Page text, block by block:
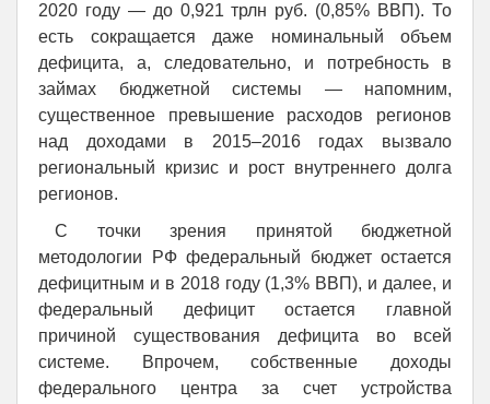
2020 году — до 0,921 трлн руб. (0,85% ВВП). То
есть сокращается даже номинальный объем
дефицита, а, следовательно, и потребность в
займах бюджетной системы — напомним,
существенное превышение расходов регионов
над доходами в 2015–2016 годах вызвало
региональный кризис и рост внутреннего долга
регионов.
С точки зрения принятой бюджетной
методологии РФ федеральный бюджет остается
дефицитным и в 2018 году (1,3% ВВП), и далее, и
федеральный дефицит остается главной
причиной существования дефицита во всей
системе. Впрочем, собственные доходы
федерального центра за счет устройства